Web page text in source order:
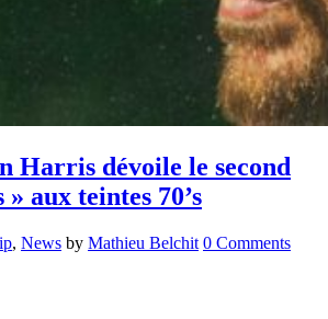
Harris dévoile le second
aux teintes 70’s
, News by Mathieu Belchit 0 Comments